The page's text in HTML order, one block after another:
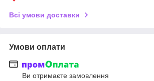
Всі умови доставки
Умови оплати
Ви отримаєте замовлення